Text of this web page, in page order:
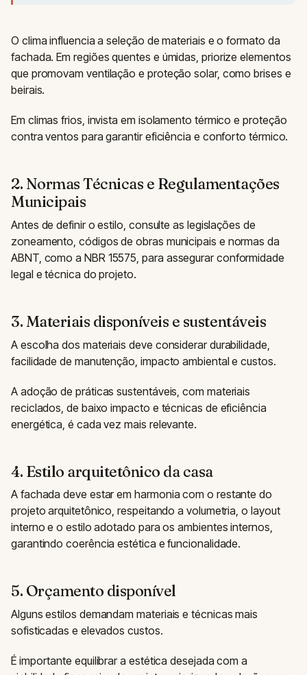
O clima influencia a seleção de materiais e o formato da
fachada. Em regiões quentes e úmidas, priorize elementos
que promovam ventilação e proteção solar, como brises e
beirais.
Em climas frios, invista em isolamento térmico e proteção
contra ventos para garantir eficiência e conforto térmico.
2. Normas Técnicas e Regulamentações
Municipais
Antes de definir o estilo, consulte as legislações de
zoneamento, códigos de obras municipais e normas da
ABNT, como a NBR 15575, para assegurar conformidade
legal e técnica do projeto.
3. Materiais disponíveis e sustentáveis
A escolha dos materiais deve considerar durabilidade,
facilidade de manutenção, impacto ambiental e custos.
A adoção de práticas sustentáveis, com materiais
reciclados, de baixo impacto e técnicas de eficiência
energética, é cada vez mais relevante.
4. Estilo arquitetônico da casa
A fachada deve estar em harmonia com o restante do
projeto arquitetônico, respeitando a volumetria, o layout
interno e o estilo adotado para os ambientes internos,
garantindo coerência estética e funcionalidade.
5. Orçamento disponível
Alguns estilos demandam materiais e técnicas mais
sofisticadas e elevados custos.
É importante equilibrar a estética desejada com a